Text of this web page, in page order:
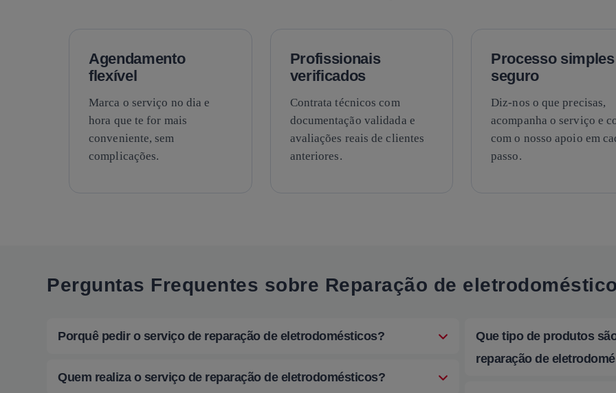
Agendamento
flexível
Marca o serviço no dia e
hora que te for mais
conveniente, sem
complicações.
Profissionais
verificados
Contrata técnicos com
documentação validada e
avaliações reais de clientes
anteriores.
Processo
seguro
Diz-nos o que precisas,
acompanha o serviço e
com o nosso apoio em
passo.
Perguntas Frequentes sobre Reparação de
Porquê pedir o serviço de reparação de eletrodomésticos?
Quem realiza o serviço de reparação de eletrodomésticos?
Que tipo de produtos
reparação de